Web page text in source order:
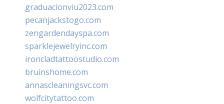
graduacionviu2023.com
pecanjackstogo.com
zengardendayspa.com
sparklejewelryinc.com
ironcladtattoostudio.com
bruinshome.com
annascleaningsvc.com
wolfcitytattoo.com